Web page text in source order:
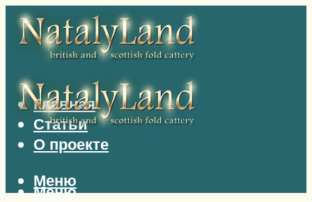
Главная
Статьи
О проекте
Меню
Меню